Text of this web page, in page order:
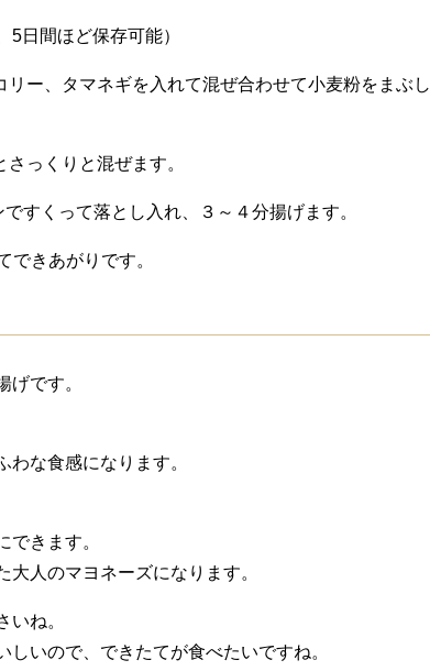
日間ほど保存可能）
ー、タマネギを入れて混ぜ合わせて小麦粉をまぶし
っくりと混ぜます。
すくって落とし入れ、３～４分揚げます。
きあがりです。
げです。
な食感になります。
きます。
人のマヨネーズになります。
いね。
いので、できたてが食べたいですね。